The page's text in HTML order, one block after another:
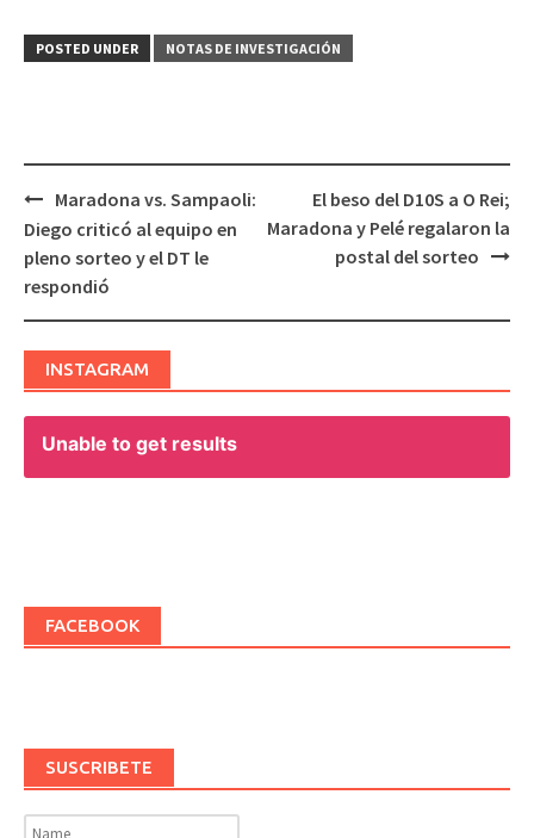
POSTED UNDER NOTAS DE INVESTIGACIÓN
Post
navigation
Maradona vs. Sampaoli:
Diego criticó al equipo en
pleno sorteo y el DT le
respondió
El beso del D10S a O Rei;
Maradona y Pelé regalaron la
postal del sorteo
INSTAGRAM
Unable to get results
FACEBOOK
SUSCRIBETE